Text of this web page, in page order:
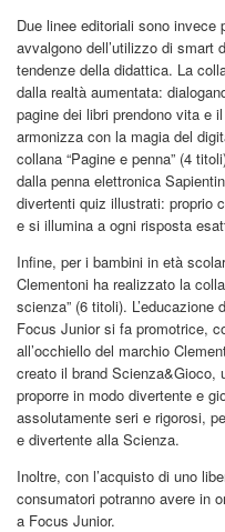
Due linee editoriali sono
avvalgono dell’utilizzo di smart
tendenze della didattica. La
dalla realtà aumentata:
pagine dei libri prendono vita e
armonizza con la magia del
collana “Pagine e penna” (4
dalla penna elettronica
divertenti quiz illustrati: proprio
e si illumina a ogni risposta
Infine, per i bambini in età
Clementoni ha realizzato la
scienza” (6 titoli).
Focus Junior si fa promotrice,
all’occhiello del marchio
creato il brand Scienza&Gioco,
proporre in modo divertente e
assolutamente seri e rigorosi,
e divertente alla Scienza.
Inoltre, con l’acquisto di uno
consumatori potranno avere in
a Focus Junior.